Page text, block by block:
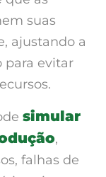
suas
ajustando a
para evitar
simular
,
falhas de